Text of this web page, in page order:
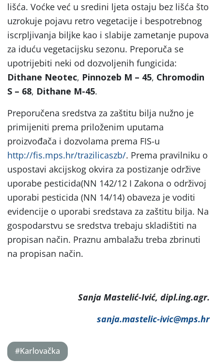
lišća. Voćke već u sredini ljeta ostaju bez lišća što
uzrokuje pojavu retro vegetacije i bespotrebnog
iscrpljivanja biljke kao i slabije zametanje pupova
za iduću vegetacijsku sezonu. Preporuča se
upotrijebiti neki od dozvoljenih fungicida:
Dithane Neotec, Pinnozeb M – 45, Chromodin
S – 68, Dithane M-45.
Preporučena sredstva za zaštitu bilja nužno je
primijeniti prema priloženim uputama
proizvođača i dozvolama prema FIS-u
http://fis.mps.hr/trazilicaszb/. Prema pravilniku o
uspostavi akcijskog okvira za postizanje održive
uporabe pesticida(NN 142/12 I Zakona o održivoj
uporabi pesticida (NN 14/14) obaveza je voditi
evidencije o uporabi sredstava za zaštitu bilja. Na
gospodarstvu se sredstva trebaju skladištiti na
propisan način. Praznu ambalažu treba zbrinuti
na propisan način.
Sanja Mastelić-Ivić, dipl.ing.agr.
sanja.mastelic-ivic@mps.hr
#Karlovačka